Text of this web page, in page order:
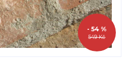
549 Kč
- 54 %